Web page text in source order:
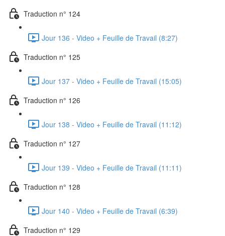
Traduction n° 124
Jour 136 - Video + Feuille de Travail (8:27)
Traduction n° 125
Jour 137 - Video + Feuille de Travail (15:05)
Traduction n° 126
Jour 138 - Video + Feuille de Travail (11:12)
Traduction n° 127
Jour 139 - Video + Feuille de Travail (11:11)
Traduction n° 128
Jour 140 - Video + Feuille de Travail (6:39)
Traduction n° 129